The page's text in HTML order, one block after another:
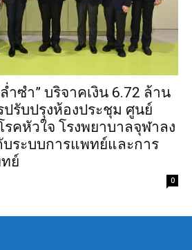
ำซำ” บริจาคเงิน 6.72 ล้าน
รับปรุงห้องประชุม ศูนย์
คหัวใจ โรงพยาบาลจุฬาลง
ระบบการแพทย์และการ
ย์
0